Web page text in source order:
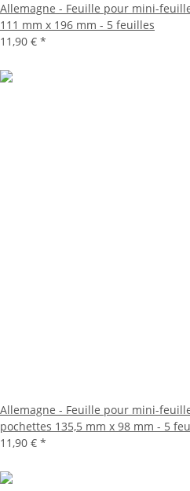
Allemagne - Feuille pour mini-
111 mm x 196 mm - 5 feuilles
11,90 € *
Allemagne - Feuille pour mini-
pochettes 135,5 mm x 98 mm - 5
11,90 € *